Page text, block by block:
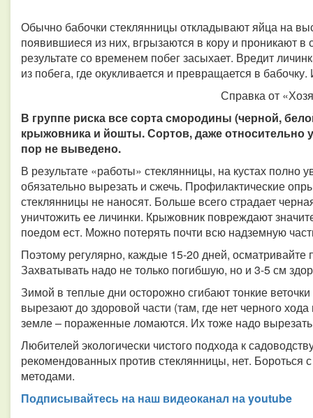
Обычно бабочки стеклянницы откладывают яйца на
появившиеся из них, вгрызаются в кору и проникают
результате со временем побег засыхает. Вредит
из побега, где окукливается и превращается в
Справка от
В группе риска все сорта смородины (черной,
крыжовника и йошты. Сортов, даже относительно
пор не выведено.
В результате «работы» стеклянницы, на кустах
обязательно вырезать и сжечь. Профилактические
стеклянницы не наносят. Больше всего страдает
уничтожить ее личинки. Крыжовник повреждают
поедом ест. Можно потерять почти всю надземную
Поэтому регулярно, каждые 15-20 дней,
Захватывать надо не только погибшую, но и 3-5 см
Зимой в теплые дни осторожно сгибают тонкие
вырезают до здоровой части (там, где нет черного
земле – пораженные ломаются. Их тоже надо
Любителей экологически чистого подхода к
рекомендованных против стеклянницы, нет. Бороться
методами.
Подписывайтесь на наш видео­канал на youtube